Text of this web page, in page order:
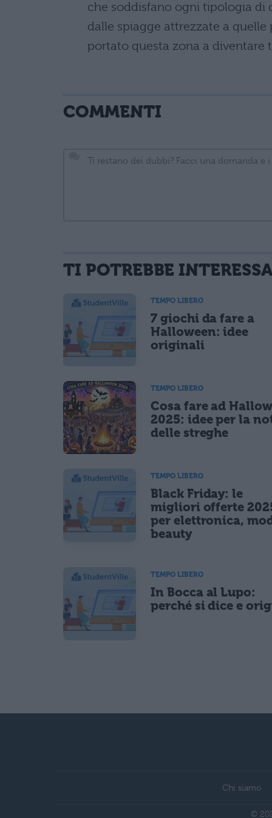
che soddisfano ogni tipologia di
dalle spiagge attrezzate a
portato questa zona a diventare
COMMENTI
informativa privacy
. Pubblicando questo commento dai il consenso
Ho letto e acconsento l' informativa sulla privacy
Acconsento all'uso dei miei dati da parte di terzi per
CONFERMA E PUBBLICA
TI POTREBBE
TEMPO LIBERO
7 giochi da fare a
Halloween: idee
originali
TEMPO LIBERO
Cosa fare ad
2025: idee per la
delle streghe
TEMPO LIBERO
Black Friday: le
migliori offerte
per elettronica,
beauty
TEMPO LIBERO
In Bocca al Lupo:
perché si dice e
Chi siamo
©